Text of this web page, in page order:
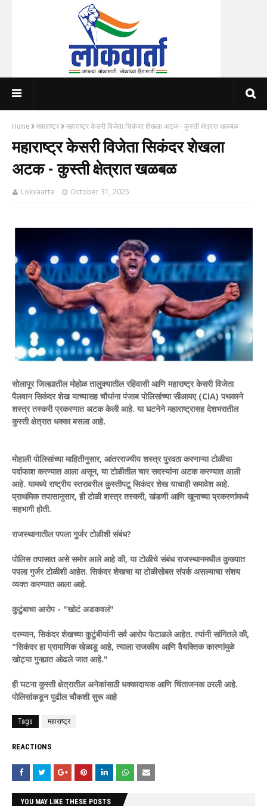
Home महाराष्ट्र महाराष्ट्र केसरी विजेता सिकंदर शेखला अटक - कुस्ती क्षेत्रात खळबळ
महाराष्ट्र केसरी विजेता सिकंदर शेखला
अटक - कुस्ती क्षेत्रात खळबळ
Lokvaarta October 31, 2025
सोलापूर जिल्ह्यातील मोहोळ तालुक्यातील रहिवासी आणि महाराष्ट्र केसरी विजेता
पैलवान सिकंदर शेख याच्यासह चौघांना पंजाब पोलिसांच्या सीआयए (CIA) पथकाने
शस्त्र तस्करी प्रकरणात अटक केली आहे. या घटनेने महाराष्ट्रासह देशभरातील
कुस्ती क्षेत्रात धक्का बसला आहे.
मोहाली पोलिसांच्या माहितीनुसार, आंतरराज्यीय शस्त्र पुरवठा करणाऱ्या टोळीचा
पर्दाफाश करण्यात आला असून, या टोळीतील चार सदस्यांना अटक करण्यात आली
आहे. यामध्ये राष्ट्रीय स्तरावरील कुस्तीपटू सिकंदर शेख याचाही समावेश आहे.
प्राथमिक तपासानुसार, ही टोळी शस्त्र तस्करी, खंडणी आणि खूनाच्या प्रकरणांमध्ये
सहभागी होती.
राजस्थानातील पपला गुर्जर टोळीशी संबंध?
पोलिस तपासात असे समोर आले आहे की, या टोळीचे संबंध राजस्थानमधील कुख्यात
पपला गुर्जर टोळीशी आहेत. सिकंदर शेखचा या टोळीसोबत संपर्क असल्याचा संशय
व्यक्त करण्यात आला आहे.
कुटुंबाचा आरोप - "खोटं अडकवलं"
दरम्यान, सिकंदर शेखच्या कुटुंबीयांनी सर्व आरोप फेटाळले आहेत. त्यांनी सांगितले की,
"सिकंदर हा प्रामाणिक खेळाडू आहे, त्याला राजकीय आणि वैयक्तिक कारणांमुळे
खोट्या गुन्ह्यात ओढले जात आहे."
ही घटना कुस्ती क्षेत्रातील अनेकांसाठी धक्कादायक आणि चिंताजनक ठरली आहे.
पोलिसांकडून पुढील चौकशी सुरू आहे
Tags महाराष्ट्र
REACTIONS
YOU MAY LIKE THESE POSTS